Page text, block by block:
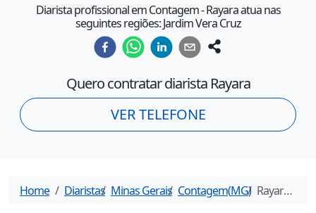
Diarista profissional em Contagem - Rayara atua nas
seguintes regiões: Jardim Vera Cruz
Quero contratar diarista Rayara
VER TELEFONE
Home Diaristas Minas Gerais Contagem(MG) Rayara -